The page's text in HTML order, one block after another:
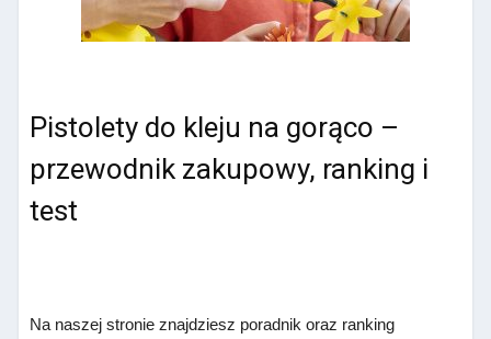
Pistolety do kleju na gorąco –
przewodnik zakupowy, ranking i
test
Na naszej stronie znajdziesz poradnik oraz ranking